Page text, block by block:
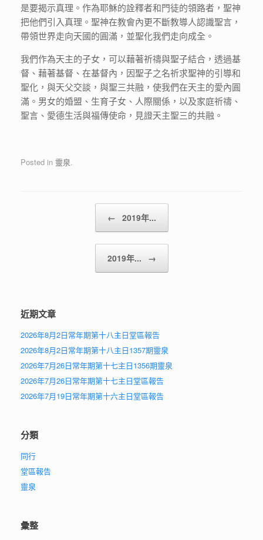
是要揭示真理。作為耶穌的詮釋者和門徒的領路者，聖神
把他們引入真理。聖神在教會內更不斷教導人認識聖言，
帶領世界走向天國的圓滿，並聖化我們走向成全。
我們作為天主的子女，可以藉著祈禱與聖子結合，透過基
督、藉著基督、在基督內，因聖子之名祈求聖神的引導和
聖化，與天父交談，與聖三共融，使我們在天主的愛內圓
滿。男女的婚盟、生育子女、人際關係，以及家庭祈禱、
聖言、愛德生活與福傳使命，見證天主聖三的共融。
Posted in 靈泉.
Post navigation
← 2019年...
2019年... →
近期文章
2026年8月2日常年期第十八主日堂區報告
2026年8月2日常年期第十八主日1357期靈泉
2026年7月26日常年期第十七主日1356期靈泉
2026年7月26日常年期第十七主日堂區報告
2026年7月19日常年期第十六主日堂區報告
分類
同行
堂區報告
靈泉
彙整